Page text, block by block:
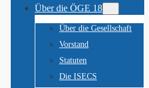
Über die ÖGE 18
Über die Gesellschaft
Vorstand
Statuten
Die ISECS